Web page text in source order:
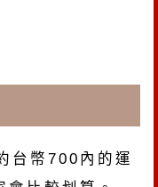
台幣700內的運